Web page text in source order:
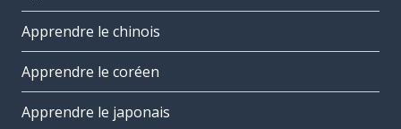
Apprendre le chinois
Apprendre le coréen
Apprendre le japonais